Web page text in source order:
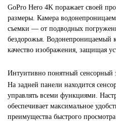
GoPro Hero 4K поражает своей
размеры. Камера
съемки — от подводных
бездорожья. Водонепроницаемый
качество изображения, защищая
Интуитивно понятный сенсорный
На задней панели находится
управлять всеми функциями.
обеспечивает максимальное
преимущества быстрого